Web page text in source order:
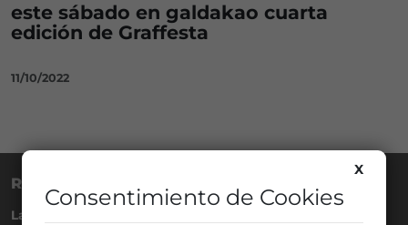
este sábado en galdakao cuarta
edición de Graffesta
11/10/2022
RADIO NERVIÓN
La Gran Familia
X
Consentimiento de Cookies